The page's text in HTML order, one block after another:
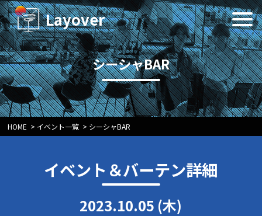
Layover
シーシャBAR
HOME > イベント一覧 > シーシャBAR
イベント＆バーテン詳細
2023.10.05 (木)